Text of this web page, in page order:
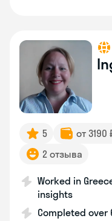
5 от 3190
2 отзыва
Worked in
insights
Completed